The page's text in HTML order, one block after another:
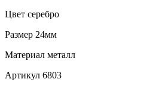
Цвет серебро
Размер 24мм
Материал металл
Артикул 6803